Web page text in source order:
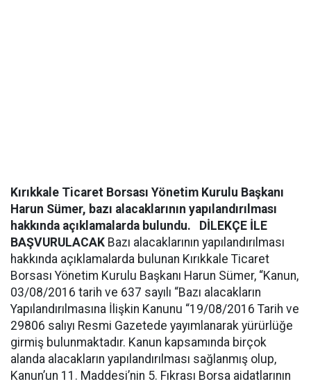
Kırıkkale Ticaret Borsası Yönetim Kurulu Başkanı
Harun Sümer, bazı alacaklarının yapılandırılması
hakkında açıklamalarda bulundu.
DİLEKÇE İLE
BAŞVURULACAK Bazı alacaklarının yapılandırılması
hakkında açıklamalarda bulunan Kırıkkale Ticaret
Borsası Yönetim Kurulu Başkanı Harun Sümer, “Kanun,
03/08/2016 tarih ve 637 sayılı “Bazı alacakların
Yapılandırılmasına İlişkin Kanunu “19/08/2016 Tarih ve
29806 salıyı Resmi Gazetede yayımlanarak yürürlüğe
girmiş bulunmaktadır. Kanun kapsamında birçok
alanda alacakların yapılandırılması sağlanmış olup,
Kanun’un 11. Maddesi’nin 5. Fıkrası Borsa aidatlarının